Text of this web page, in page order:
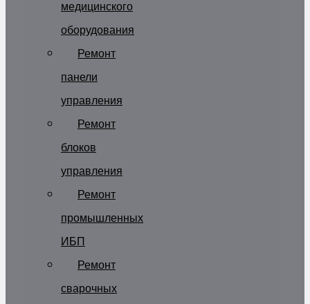
медицинского
оборудования
Ремонт
панели
управления
Ремонт
блоков
управления
Ремонт
промышленных
ИБП
Ремонт
сварочных